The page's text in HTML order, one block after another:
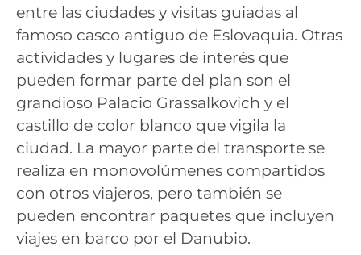
entre las ciudades y visitas guiadas al
famoso casco antiguo de Eslovaquia. Otras
actividades y lugares de interés que
pueden formar parte del plan son el
grandioso Palacio Grassalkovich y el
castillo de color blanco que vigila la
ciudad. La mayor parte del transporte se
realiza en monovolúmenes compartidos
con otros viajeros, pero también se
pueden encontrar paquetes que incluyen
viajes en barco por el Danubio.